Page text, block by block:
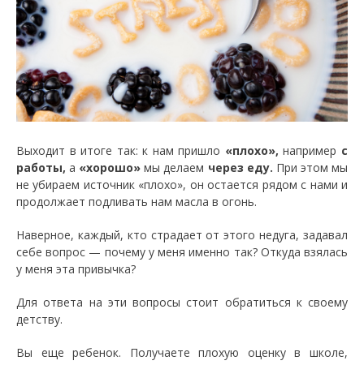
Выходит в итоге так: к нам пришло «плохо»,например с
работы, а «хорошо» мы делаем через еду. При этом мы
не убираем источник «плохо», он остается рядом с нами и
продолжает подливать нам масла в огонь.
Наверное, каждый, кто страдает от этого недуга, задавал
себе вопрос — почему у меня именно так? Откуда взялась
у меня эта привычка?
Для ответа на эти вопросы стоит обратиться к своему
детству.
Вы еще ребенок. Получаете плохую оценку в школе,